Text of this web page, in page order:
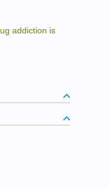
addiction is